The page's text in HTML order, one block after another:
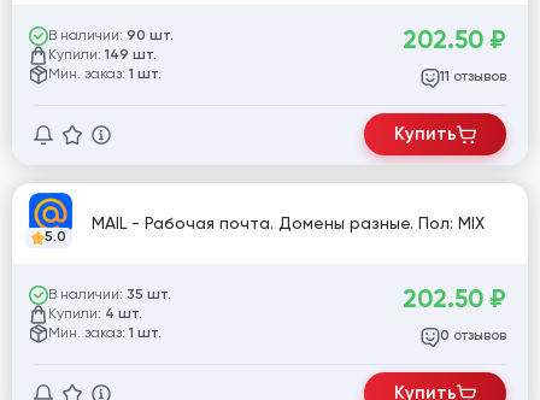
В наличии: 90 шт.
Купили: 149 шт.
Мин. заказ: 1 шт.
202.50 ₽
11 отзывов
Купить
5.0
MAIL - Рабочая почта. Домены разные. Пол: MIX
В наличии: 35 шт.
Купили: 4 шт.
Мин. заказ: 1 шт.
202.50 ₽
0 отзывов
Купить